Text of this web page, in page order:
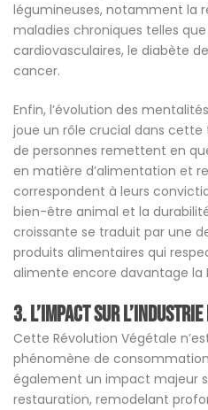
légumineuses, notamment la
maladies chroniques telles
cardiovasculaires, le diabète
cancer.
Enfin, l’évolution des
joue un rôle crucial dans cette
de personnes remettent en
en matière d’alimentation et
correspondent à leurs
bien-être animal et la
croissante se traduit par une
produits alimentaires qui
alimente encore davantage la
3. L’Impact sur
Cette Révolution Végétale
phénomène de
également un impact majeur
restauration, remodelant